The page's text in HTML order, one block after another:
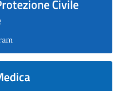
Civile